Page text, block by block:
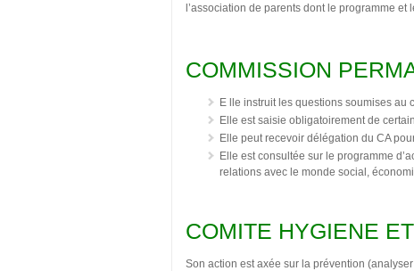
l’association de parents dont le programme
COMMISSION
E lle instruit les questions soumises au
Elle est saisie obligatoirement de
Elle peut recevoir délégation du CA
Elle est consultée sur le programme
relations avec le monde social,
COMITE HYGIENE
Son action est axée sur la prévention